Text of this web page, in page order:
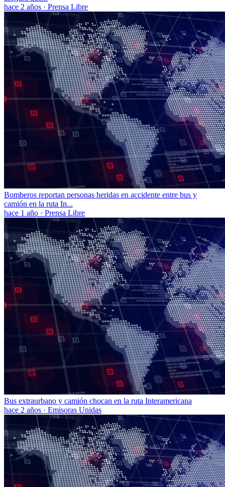
hace 2 años · Prensa Libre
Bomberos reportan personas heridas en accidente entre bus y
camión en la ruta In...
hace 1 año · Prensa Libre
Bus extraurbano y camión chocan en la ruta Interamericana
hace 2 años · Emisoras Unidas